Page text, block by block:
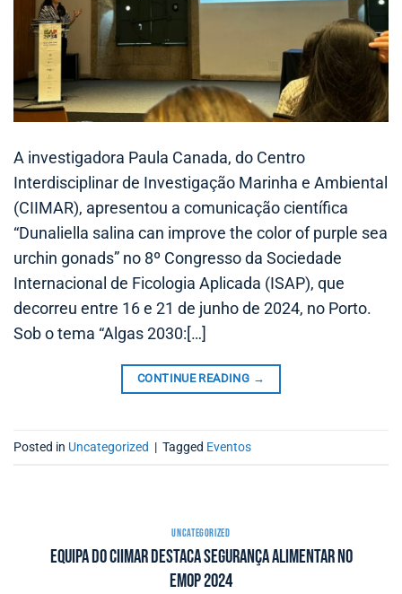
A investigadora Paula Canada, do Centro
Interdisciplinar de Investigação Marinha e Ambiental
(CIIMAR), apresentou a comunicação científica
“Dunaliella salina can improve the color of purple sea
urchin gonads” no 8º Congresso da Sociedade
Internacional de Ficologia Aplicada (ISAP), que
decorreu entre 16 e 21 de junho de 2024, no Porto.
Sob o tema “Algas 2030:[…]
CONTINUE READING →
Posted in Uncategorized | Tagged Eventos
UNCATEGORIZED
Equipa do CIIMAR destaca segurança alimentar no
EMOP 2024